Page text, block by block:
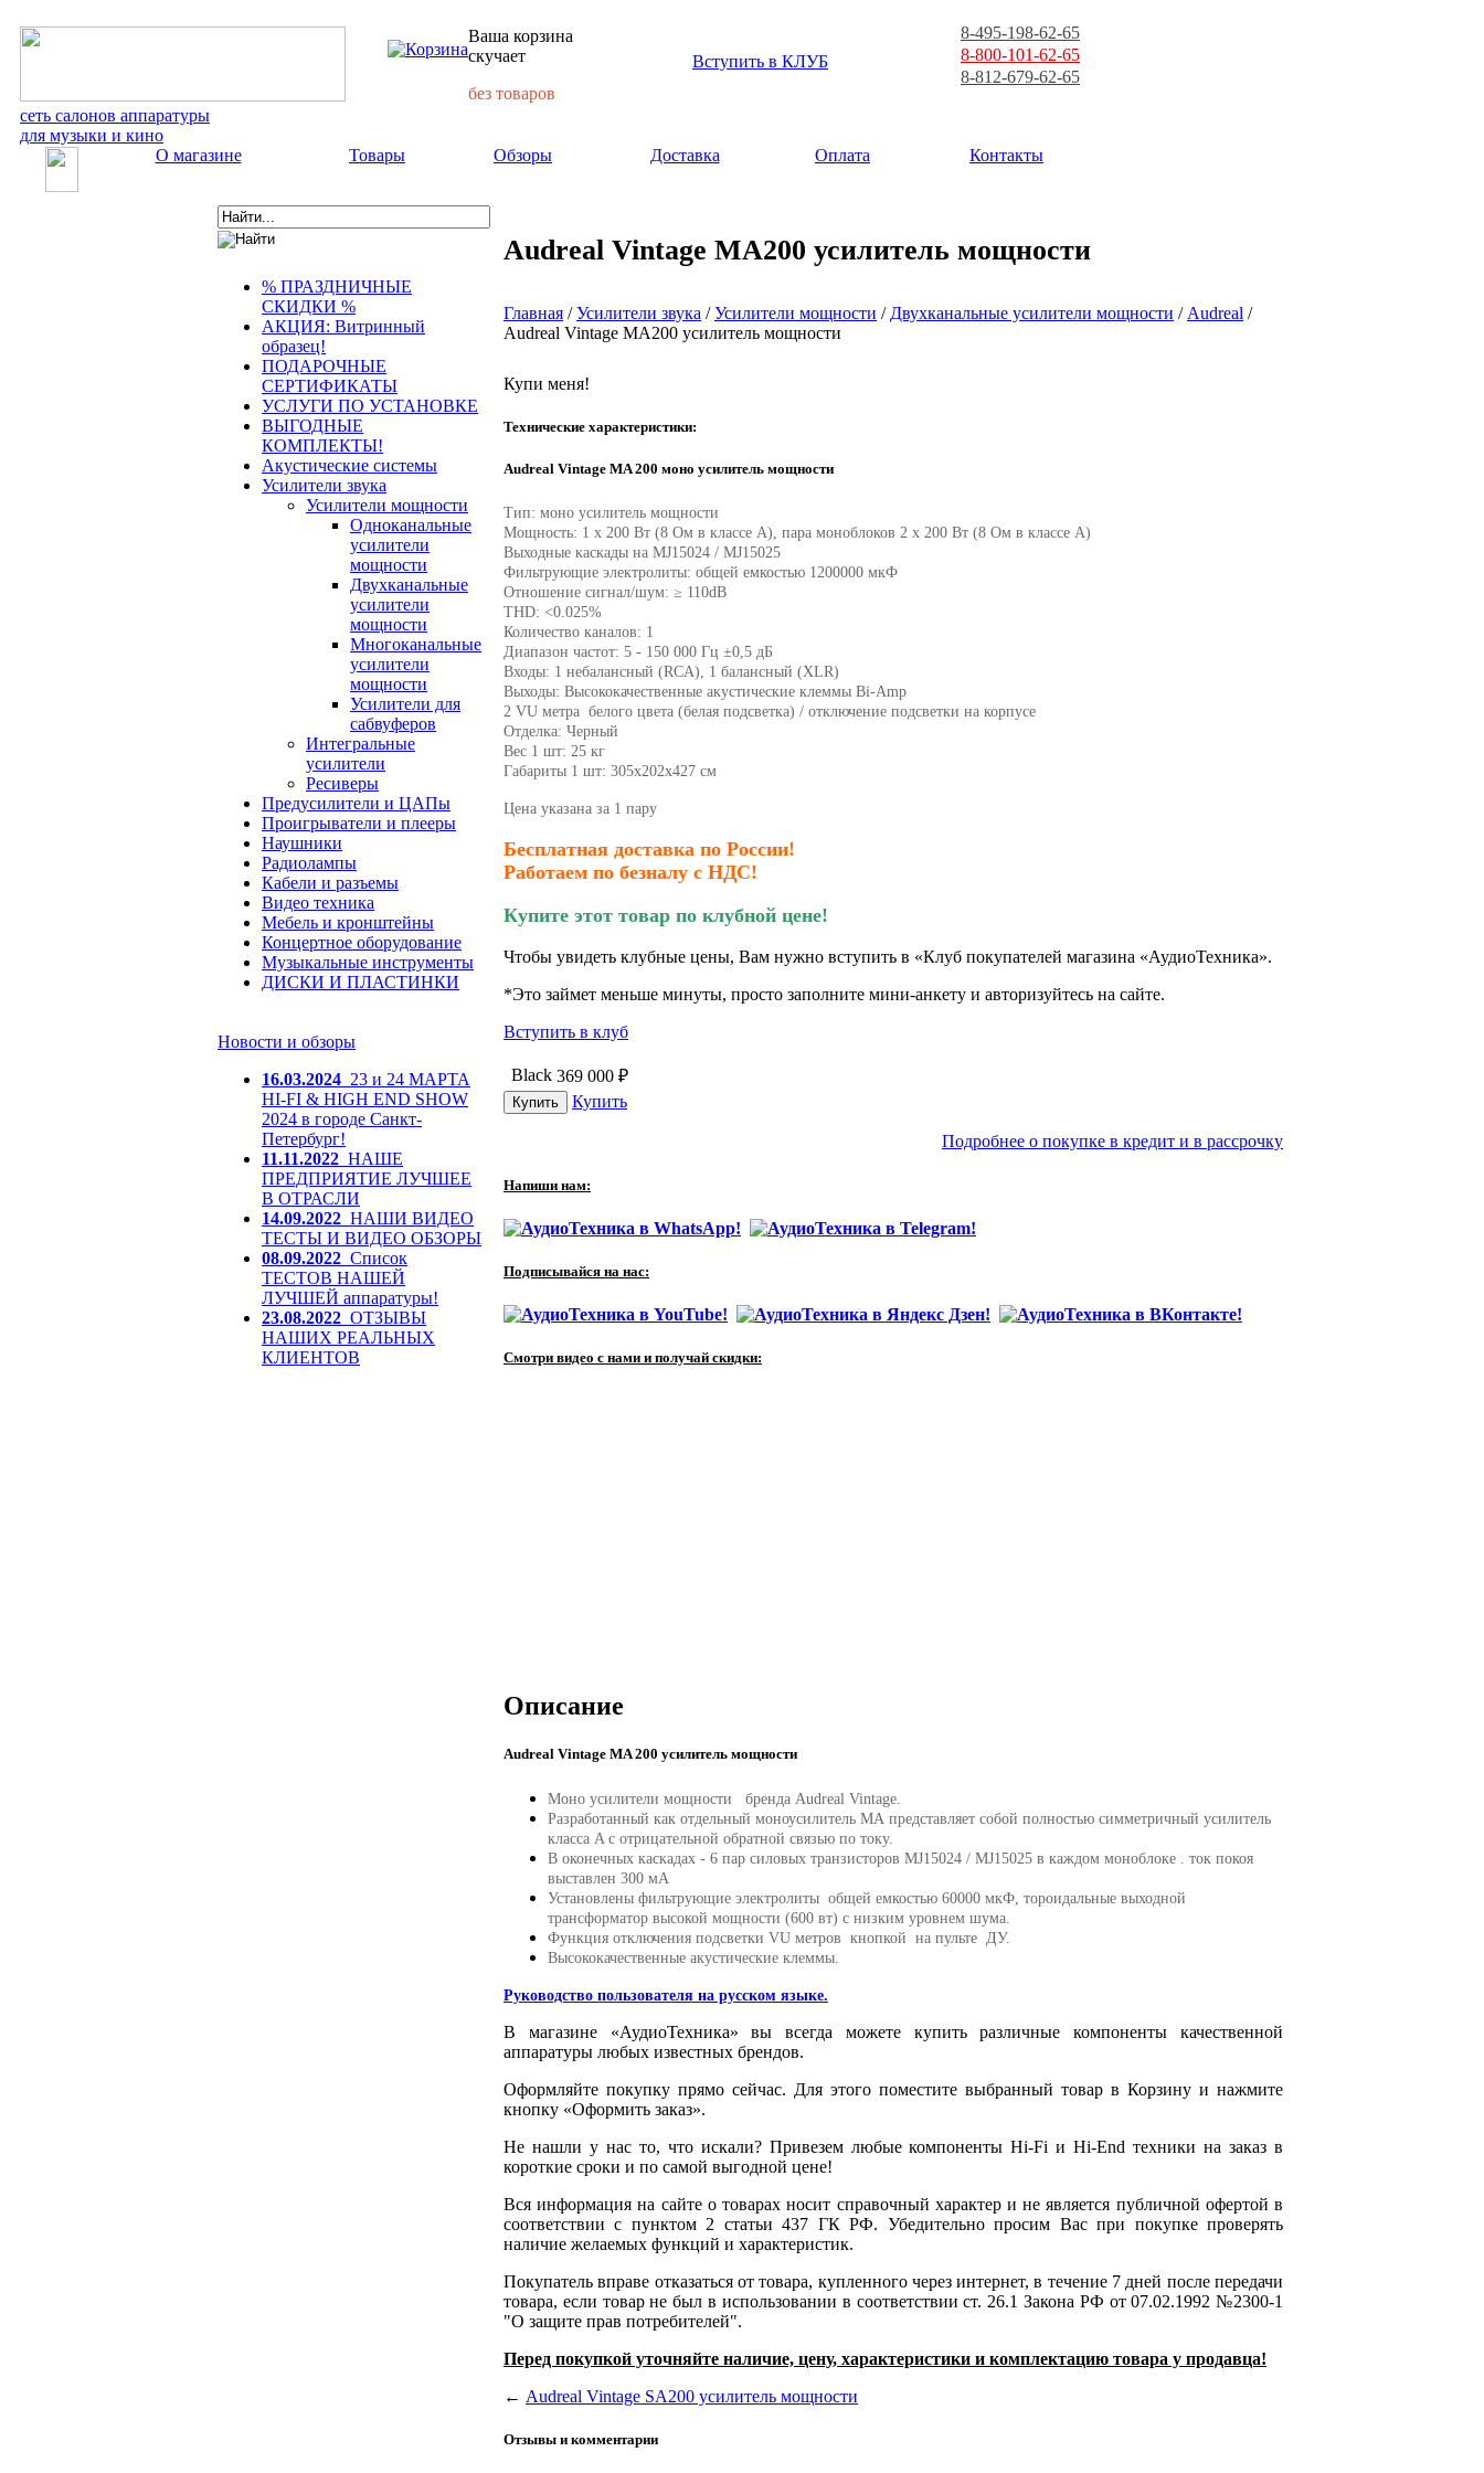
сеть салонов аппаратуры
для музыки и кино
Ваша корзина
скучает
без товаров
Вступить в КЛУБ
8-495-198-62-65
8-800-101-62-65
8-812-679-62-65
О магазине Товары Обзоры Доставка Оплата Контакты
% ПРАЗДНИЧНЫЕ
СКИДКИ %
АКЦИЯ: Витринный
образец!
ПОДАРОЧНЫЕ
СЕРТИФИКАТЫ
УСЛУГИ ПО УСТАНОВКЕ
ВЫГОДНЫЕ
КОМПЛЕКТЫ!
Акустические системы
Усилители звука
Усилители мощности
Одноканальные
усилители
мощности
Двухканальные
усилители
мощности
Многоканальные
усилители
мощности
Усилители для
сабвуферов
Интегральные
усилители
Ресиверы
Предусилители и ЦАПы
Проигрыватели и плееры
Наушники
Радиолампы
Кабели и разъемы
Видео техника
Мебель и кронштейны
Концертное оборудование
Музыкальные инструменты
ДИСКИ И ПЛАСТИНКИ
Новости и обзоры
16.03.2024 23 и 24 МАРТА
HI-FI & HIGH END SHOW
2024 в городе Санкт-
Петербург!
11.11.2022 НАШЕ
ПРЕДПРИЯТИЕ ЛУЧШЕЕ
В ОТРАСЛИ
14.09.2022 НАШИ ВИДЕО
ТЕСТЫ И ВИДЕО ОБЗОРЫ
08.09.2022 Список
ТЕСТОВ НАШЕЙ
ЛУЧШЕЙ аппаратуры!
23.08.2022 ОТЗЫВЫ
НАШИХ РЕАЛЬНЫХ
КЛИЕНТОВ
Audreal Vintage MA200 усилитель мощности
Главная /Усилители звука /Усилители мощности / Двухканальные усилители мощности / Audreal /
Audreal Vintage MA200 усилитель мощности
Купи меня!
Технические характеристики:
Audreal Vintage MA 200 моно усилитель мощности
Тип: моно усилитель мощности
Мощность: 1 х 200 Вт (8 Ом в классе A), пара моноблоков 2 х 200 Вт (8 Ом в классе A)
Выходные каскады на MJ15024 / MJ15025
Фильтрующие электролиты: общей емкостью 1200000 мкФ
Отношение сигнал/шум: ≥ 110dB
THD: <0.025%
Количество каналов: 1
Диапазон частот: 5 - 150 000 Гц ±0,5 дБ
Входы: 1 небалансный (RCA), 1 балансный (XLR)
Выходы: Высококачественные акустические клеммы Bi-Amp
2 VU метра белого цвета (белая подсветка) / отключение подсветки на корпусе
Отделка: Черный
Вес 1 шт: 25 кг
Габариты 1 шт: 305х202х427 см
Цена указана за 1 пару
Бесплатная доставка по России!
Работаем по безналу с НДС!
Купите этот товар по клубной цене!
Чтобы увидеть клубные цены, Вам нужно вступить в «Клуб покупателей магазина «АудиоТехника».
*Это займет меньше минуты, просто заполните мини-анкету и авторизуйтесь на сайте.
Вступить в клуб
Black 369 000 ₽
Купить
Подробнее о покупке в кредит и в рассрочку
Напиши нам:
Подписывайся на нас:
Смотри видео с нами и получай скидки:
Описание
Audreal Vintage MA 200 усилитель мощности
Моно усилители мощности бренда Audreal Vintage.
Разработанный как отдельный моноусилитель MA представляет собой полностью симметричный усилитель
класса A с отрицательной обратной связью по току.
В оконечных каскадах - 6 пар силовых транзисторов MJ15024 / MJ15025 в каждом моноблоке . ток покоя
выставлен 300 мА
Установлены фильтрующие электролиты общей емкостью 60000 мкФ, тороидальные выходной
трансформатор высокой мощности (600 вт) с низким уровнем шума.
Функция отключения подсветки VU метров кнопкой на пульте ДУ.
Высококачественные акустические клеммы.
Руководство пользователя на русском языке.
В магазине «АудиоТехника» вы всегда можете купить различные компоненты качественной
аппаратуры любых известных брендов.
Оформляйте покупку прямо сейчас. Для этого поместите выбранный товар в Корзину и нажмите
кнопку «Оформить заказ».
Не нашли у нас то, что искали? Привезем любые компоненты Hi-Fi и Hi-End техники на заказ в
короткие сроки и по самой выгодной цене!
Вся информация на сайте о товарах носит справочный характер и не является публичной офертой в
соответствии с пунктом 2 статьи 437 ГК РФ. Убедительно просим Вас при покупке проверять
наличие желаемых функций и характеристик.
Покупатель вправе отказаться от товара, купленного через интернет, в течение 7 дней после передачи
товара, если товар не был в использовании в соответствии ст. 26.1 Закона РФ от 07.02.1992 №2300-1
"О защите прав потребителей".
Перед покупкой уточняйте наличие, цену, характеристики и комплектацию товара у продавца!
← Audreal Vintage SA200 усилитель мощности
Отзывы и комментарии